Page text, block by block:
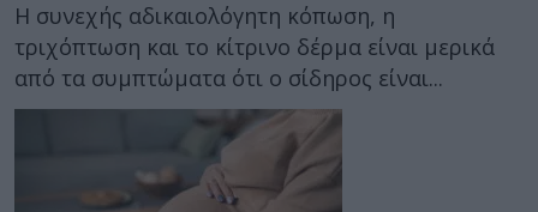
Η συνεχής αδικαιολόγητη κόπωση, η
τριχόπτωση και το κίτρινο δέρμα είναι μερικά
από τα συμπτώματα ότι ο σίδηρος είναι...